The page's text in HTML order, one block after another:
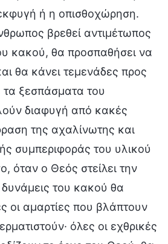
ή η οπισθοχώρηση.
βρεθεί αντιμέτωπος
κακού, θα προσπαθήσει να
θα κάνει τεμενάδες προς
ξεσπάσματα του
διαφυγή από κακές
της αχαλίνωτης και
συμπεριφοράς του υλικού
όταν ο Θεός στείλει την
του κακού θα
οι αμαρτίες που βλάπτουν
όλες οι εχθρικές